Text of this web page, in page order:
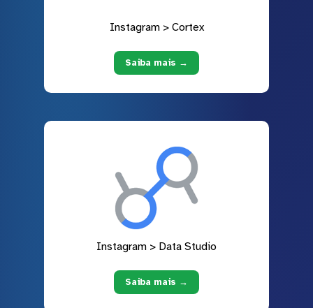
Instagram > Cortex
Saiba mais →
Instagram > Data Studio
Saiba mais →